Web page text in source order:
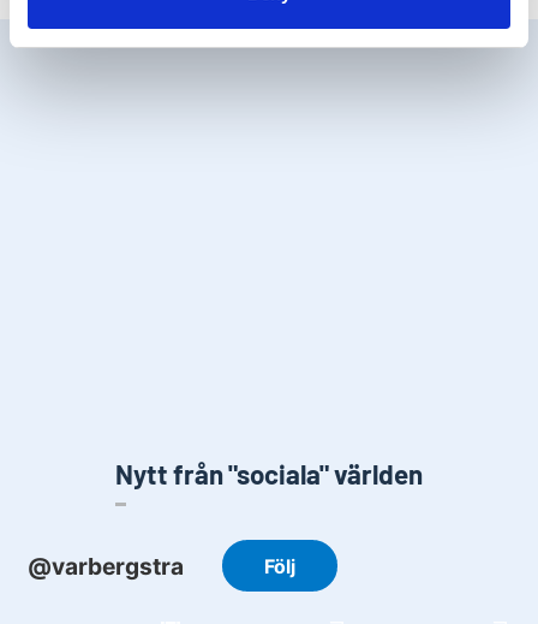
Nytt från "sociala" världen